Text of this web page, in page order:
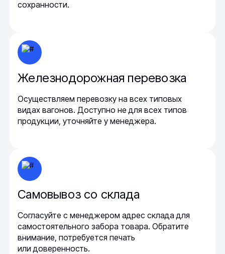
сохранности.
Железнодорожная перевозка
Осуществляем перевозку на всех типовых
видах вагонов. Доступно не для всех типов
продукции, уточняйте у менеджера.
Самовывоз со склада
Согласуйте с менеджером адрес склада для
самостоятельного забора товара. Обратите
внимание, потребуется печать
или доверенность.